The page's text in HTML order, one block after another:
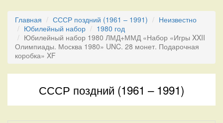
Главная СССР поздний (1961 – 1991)
Неизвестно
Юбилейный набор
1980 год
Юбилейный набор 1980 ЛМД+ММД «Набор «Игры XXII
Олимпиады. Москва 1980» UNC. 28 монет. Подарочная
коробка» XF
СССР поздний (1961 – 1991)